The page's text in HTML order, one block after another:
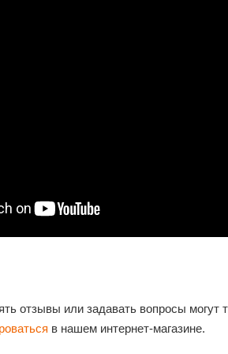
отзывы или задавать вопросы могут
в нашем интернет-магазине.